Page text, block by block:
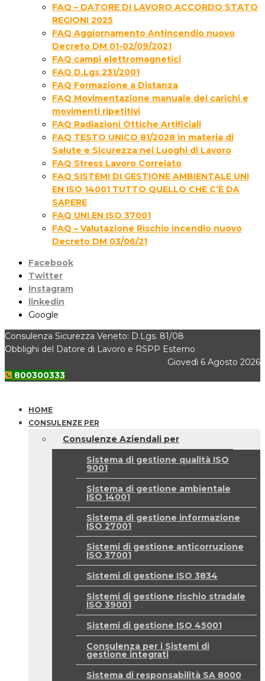
FAQ – DATORE DI LAVORO ACCORDO STATO
REGIONI 2025
FAQ Aggiornamento Antincendio nuovo
Decreto DM 01-02/09/2021
FAQ campi elettromagnetici
FAQ D.Lgs 231/2001
FAQ Formazione a Distanza
FAQ Movimentazione manuale dei carichi e
movimenti ripetitivi
FAQ Radiazioni Ottiche Artificiali
FAQ TESTO UNICO 81/2028 in materia di
Salute e Sicurezza nei Luoghi di Lavoro
FAQ Stress Lavoro Correlato
FAQ SISTEMI DI GESTIONE AMBIENTALE UNI
EN ISO 14001 TUTTO QUELLO CHE C’È DA
SAPERE
FAQ UNI EN ISO 37001
FAQ – Valutazione Rischio incendio nuovo
Decreto DM 03/06/21
Facebook
Twitter
Instagram
linkedin
Google
Consulenza Sicurezza Veneto: D.Lgs. 81/08
Obblighi del Datore di Lavoro e RSPP Esterno
Giovedì 6 Agosto 2026
800300333
HOME
CONSULENZE PER
Consulenze Aziendali per
Sistema di gestione qualità ISO
9001
Sistema di gestione ambientale
ISO 14001
Sistema di gestione informazione
ISO 27001
Sistemi di gestione anticorruzione
ISO 37001
Sistemi di gestione ISO 3834
Sistemi di gestione rischio stradale
ISO 39001
Sistemi di gestione ISO 45001
Consulenza per i Sistemi di
gestione integrati
Sistema di responsabilità SA 8000